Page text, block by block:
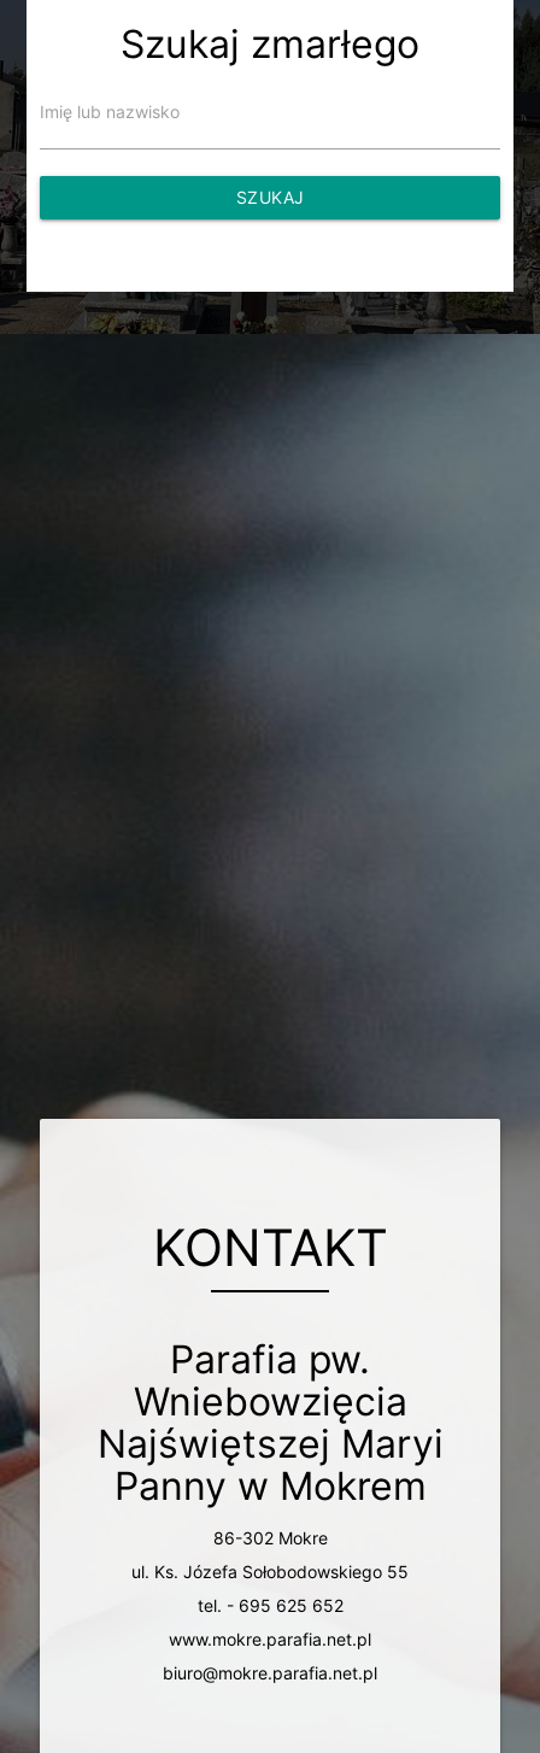
Szukaj zmarłego
Imię lub nazwisko
SZUKAJ
KONTAKT
Parafia pw.
Wniebowzięcia
Najświętszej Maryi
Panny w Mokrem
86-302 Mokre
ul. Ks. Józefa Sołobodowskiego 55
tel. - 695 625 652
www.mokre.parafia.net.pl
biuro@mokre.parafia.net.pl